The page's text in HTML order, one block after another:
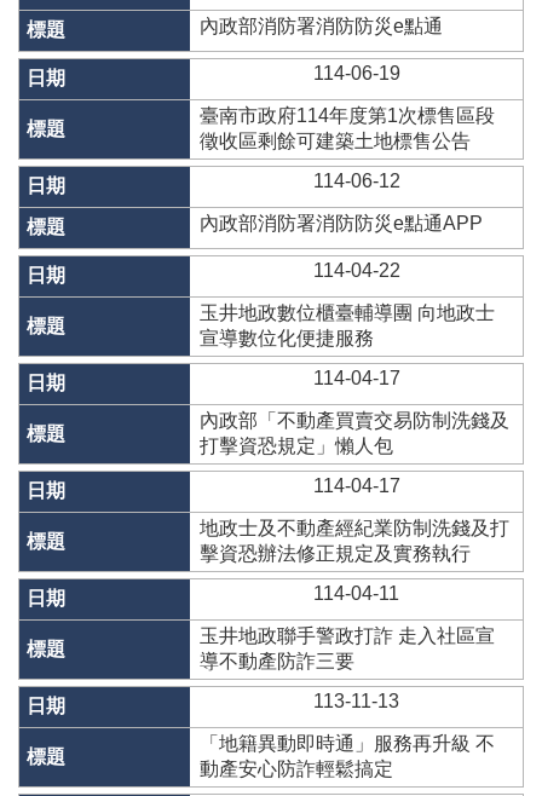
他
服
務
地
籍
圖
實
價
登
錄
未
辦
繼
網
站
導
覽
English
南
市
政
府
地
政
內政部消防署消防防災e點通
114-06-19
臺南市政府114年度第1次標售區段
徵收區剩餘可建築土地標售公告
114-06-12
內政部消防署消防防災e點通APP
114-04-22
玉井地政數位櫃臺輔導團 向地政士
宣導數位化便捷服務
114-04-17
內政部「不動產買賣交易防制洗錢及
打擊資恐規定」懶人包
114-04-17
地政士及不動產經紀業防制洗錢及打
擊資恐辦法修正規定及實務執行
114-04-11
玉井地政聯手警政打詐 走入社區宣
導不動產防詐三要
113-11-13
「地籍異動即時通」服務再升級 不
動產安心防詐輕鬆搞定